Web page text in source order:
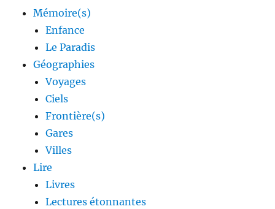
Mémoire(s)
Enfance
Le Paradis
Géographies
Voyages
Ciels
Frontière(s)
Gares
Villes
Lire
Livres
Lectures étonnantes